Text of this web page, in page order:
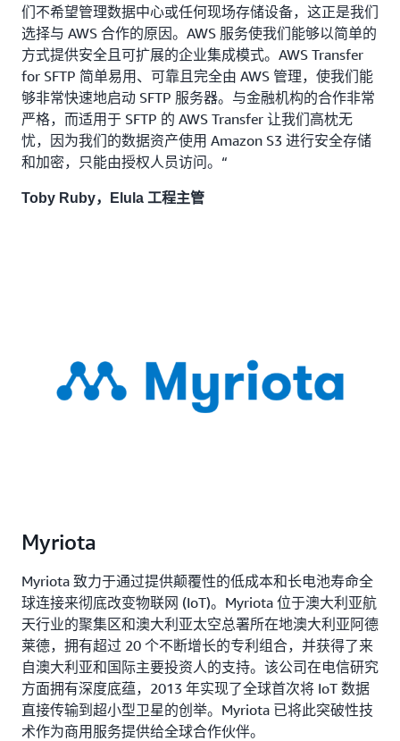
们不希望管理数据中心或任何现场存储设备，这正是我们
选择与 AWS 合作的原因。AWS 服务使我们能够以简单的
方式提供安全且可扩展的企业集成模式。AWS Transfer
for SFTP 简单易用、可靠且完全由 AWS 管理，使我们能
够非常快速地启动 SFTP 服务器。与金融机构的合作非常
严格，而适用于 SFTP 的 AWS Transfer 让我们高枕无
忧，因为我们的数据资产使用 Amazon S3 进行安全存储
和加密，只能由授权人员访问。“
Toby Ruby，Elula 工程主管
Myriota
Myriota 致力于通过提供颠覆性的低成本和长电池寿命全
球连接来彻底改变物联网 (IoT)。Myriota 位于澳大利亚航
天行业的聚集区和澳大利亚太空总署所在地澳大利亚阿德
莱德，拥有超过 20 个不断增长的专利组合，并获得了来
自澳大利亚和国际主要投资人的支持。该公司在电信研究
方面拥有深度底蕴，2013 年实现了全球首次将 IoT 数据
直接传输到超小型卫星的创举。Myriota 已将此突破性技
术作为商用服务提供给全球合作伙伴。